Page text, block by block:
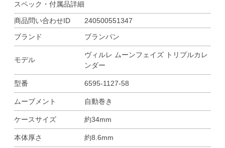
スペック・付属品詳細
商品問い合わせID
240500551347
ブランド
ブランパン
モデル
ヴィルレ ムーンフェイズ トリプルカレ
ンダー
型番 6595-1127-58
ムーブメント 自動巻き
ケースサイズ 約34mm
本体厚さ 約8.6mm